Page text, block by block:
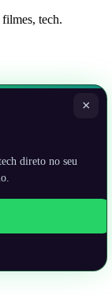
tech.
×
direto no seu